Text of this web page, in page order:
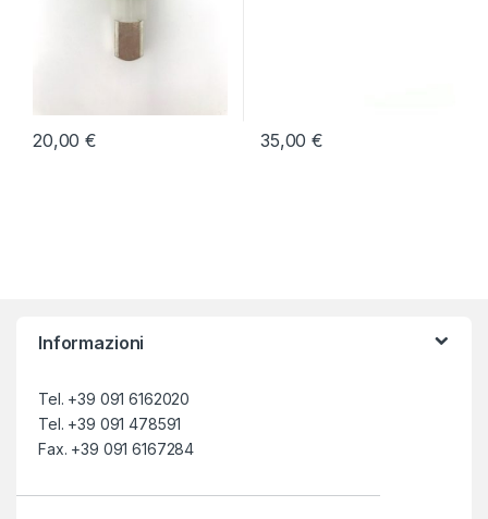
20,00€ 35,00€
Informazioni
Tel. +39 091 6162020
Tel. +39 091 478591
Fax. +39 091 6167284